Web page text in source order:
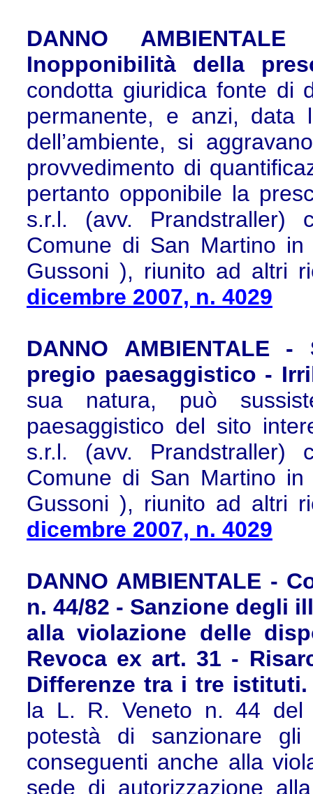
DANNO
Inopponibilità della
condotta giuridica fonte di
permanente, e anzi, data
dell’ambiente, si
provvedimento di
pertanto opponibile la
s.r.l. (avv.
Comune di San Martino
Gussoni ), riunito ad altri
dicembre 2007, n. 4029
DANNO AMBIENTALE
pregio paesaggistico -
sua natura, può
paesaggistico del sito
s.r.l. (avv.
Comune di San Martino
Gussoni ), riunito ad altri
dicembre 2007, n. 4029
DANNO AMBIENTALE -
n. 44/82 - Sanzione degli
alla violazione delle
Revoca ex art. 31 -
Differenze tra i tre
la L. R. Veneto n. 44 del
potestà di sanzionare
conseguenti anche alla
sede di autorizzazione